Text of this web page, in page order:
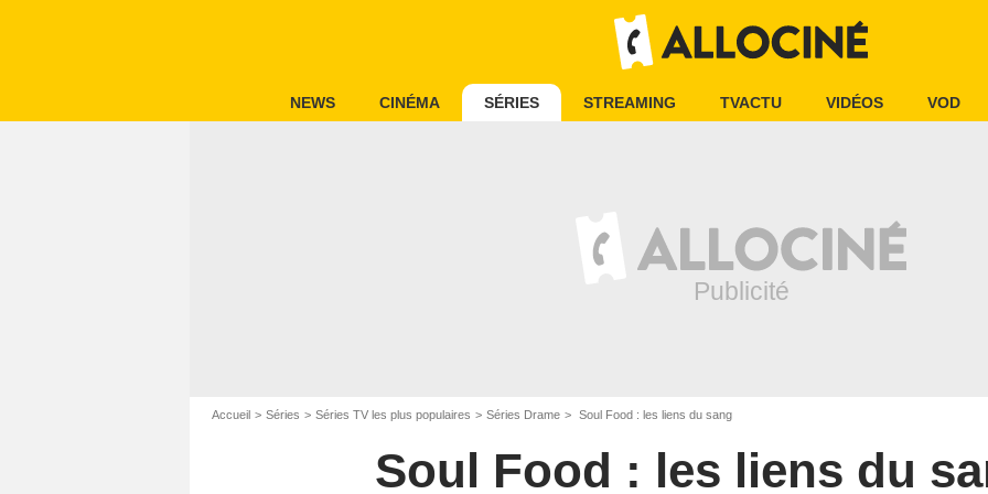
NEWS CINÉMA SÉRIES STREAMING TVACTU VIDÉOS VOD
Accueil Séries Séries TV les plus populaires Séries Drame Soul Food : les liens du sang
Soul Food : les liens du